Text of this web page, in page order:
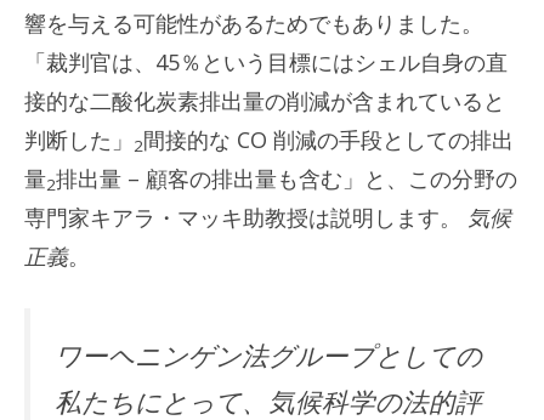
響を与える可能性があるためでもありました。
「裁判官は、45％という目標にはシェル自身の直
接的な二酸化炭素排出量の削減が含まれていると
判断した」 2間接的な CO 削減の手段としての排出
量2排出量 – 顧客の排出量も含む」と、この分野の
専門家キアラ・マッキ助教授は説明します。 気候
正義。
ワーヘニンゲン法グループとしての
私たちにとって、気候科学の法的評